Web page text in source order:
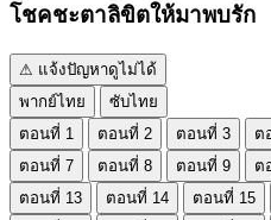
โชคชะตาลิขิตให้มาพบรัก
⚠ แจ้งปัญหาดูไม่ได้
พากย์ไทย
ซับไทย
ตอนที่ 1
ตอนที่ 2 ตอนที่ 3 ต
ตอนที่ 7
ตอนที่ 8 ตอนที่ 9 ต
ตอนที่ 13
ตอนที่ 14 ตอนที่ 15